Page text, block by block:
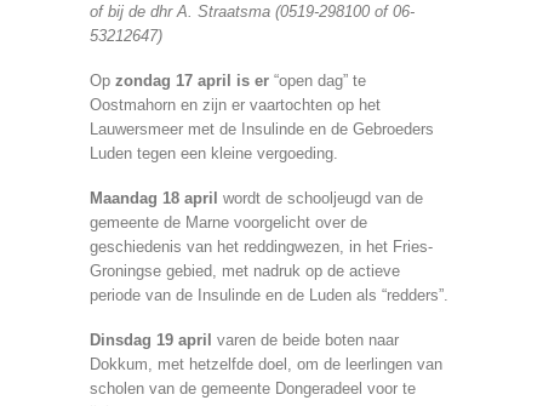
of bij de dhr A. Straatsma (0519-298100 of 06-
53212647)
Op zondag 17 april is er “open dag” te
Oostmahorn en zijn er vaartochten op het
Lauwersmeer met de Insulinde en de Gebroeders
Luden tegen een kleine vergoeding.
Maandag 18 april wordt de schooljeugd van de
gemeente de Marne voorgelicht over de
geschiedenis van het reddingwezen, in het Fries-
Groningse gebied, met nadruk op de actieve
periode van de Insulinde en de Luden als “redders”.
Dinsdag 19 april varen de beide boten naar
Dokkum, met hetzelfde doel, om de leerlingen van
scholen van de gemeente Dongeradeel voor te